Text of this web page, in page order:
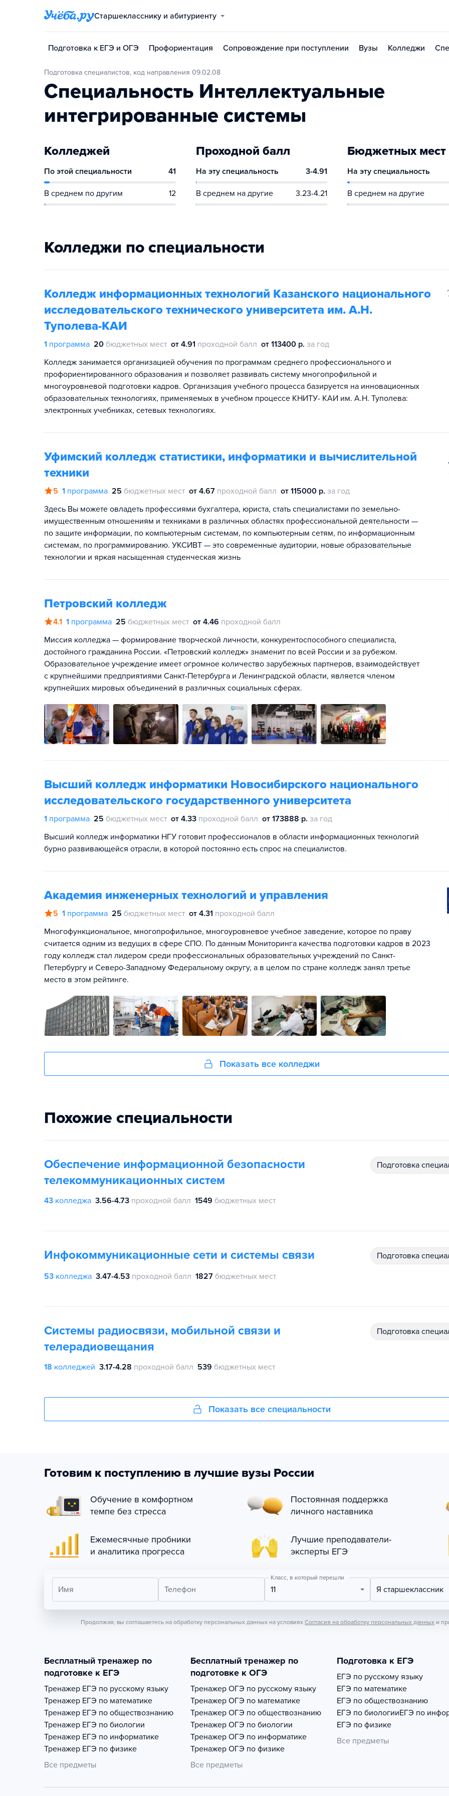
Старшекласснику и абитуриенту
Подготовка к ЕГЭ и ОГЭ Профориентация Сопровождение при поступлении Вузы Колледжи
Подготовка специалистов, код направления 09.02.08
Специальность Интеллектуальные
интегрированные системы
Колледжей
По этой специальности 41
В среднем по другим 12
Проходной балл
На эту специальность 3-4.91
В среднем на другие 3.23-4.21
Бюджетных мест
На эту специальность
В среднем на другие
Колледжи по специальности
Колледж информационных технологий Казанского национального
исследовательского технического университета им. А.Н.
Туполева-КАИ
1 программа 20 бюджетных мест от 4.91 проходной балл от 113400 р. за год
Колледж занимается организацией обучения по программам среднего профессионального и
профориентированного образования и позволяет развивать систему многопрофильной и
многоуровневой подготовки кадров. Организация учебного процесса базируется на инновационных
образовательных технологиях, применяемых в учебном процессе КНИТУ- КАИ им. А.Н. Туполева:
электронных учебниках, сетевых технологиях.
Уфимский колледж статистики, информатики и вычислительной
техники
5 1 программа 25 бюджетных мест от 4.67 проходной балл от 115000 р. за год
Здесь Вы можете овладеть профессиями бухгалтера, юриста, стать специалистами по земельно-
имущественным отношениям и техниками в различных областях профессиональной деятельности —
по защите информации, по компьютерным системам, по компьютерным сетям, по информационным
системам, по программированию. УКСИВТ — это современные аудитории, новые образовательные
технологии и яркая насыщенная студенческая жизнь
Петровский колледж
4.1 1 программа 25 бюджетных мест от 4.46 проходной балл
Миссия колледжа — формирование творческой личности, конкурентоспособного специалиста,
достойного гражданина России. «Петровский колледж» знаменит по всей России и за рубежом.
Образовательное учреждение имеет огромное количество зарубежных партнеров, взаимодействует
с крупнейшими предприятиями Санкт-Петербурга и Ленинградской области, является членом
крупнейших мировых объединений в различных социальных сферах.
Высший колледж информатики Новосибирского национального
исследовательского государственного университета
1 программа 25 бюджетных мест от 4.33 проходной балл от 173888 р. за год
Высший колледж информатики НГУ готовит профессионалов в области информационных технологий
бурно развивающейся отрасли, в которой постоянно есть спрос на специалистов.
Академия инженерных технологий и управления
5 1 программа 25 бюджетных мест от 4.31 проходной балл
Многофункциональное, многопрофильное, многоуровневое учебное заведение, которое по праву
считается одним из ведущих в сфере СПО. По данным Мониторинга качества подготовки кадров в 2023
году колледж стал лидером среди профессиональных образовательных учреждений по Санкт-
Петербургу и Северо-Западному Федеральному округу, а в целом по стране колледж занял третье
место в этом рейтинге.
Показать все колледжи
Похожие специальности
Обеспечение информационной безопасности
телекоммуникационных систем
подготовка
43 колледжа 3.56-4.73 проходной балл 1549 бюджетных мест
Инфокоммуникационные сети и системы связи подготовка
53 колледжа 3.47-4.53 проходной балл 1827 бюджетных мест
Системы радиосвязи, мобильной связи и
телерадиовещания
подготовка
18 колледжей 3.17-4.28 проходной балл 539 бюджетных мест
Показать все специальности
Готовим к поступлению в лучшие вузы России
Обучение в комфортном
темпе без стресса
Постоянная поддержка
личного наставника
Ежемесячные пробники
и аналитика прогресса
Лучшие преподаватели-
эксперты ЕГЭ
Имя Телефон
Класс, в который перешли
11 Я старшеклассник
Продолжая, вы соглашаетесь на обработку персональных данных на условиях Согласия на обработку персональных данных и
Бесплатный тренажер по
подготовке к ЕГЭ
Тренажер ЕГЭ по русскому языку
Тренажер ЕГЭ по математике
Тренажер ЕГЭ по обществознанию
Тренажер ЕГЭ по биологии
Тренажер ЕГЭ по информатике
Тренажер ЕГЭ по физике
Все предметы
Бесплатный тренажер по
подготовке к ОГЭ
Тренажер ОГЭ по русскому языку
Тренажер ОГЭ по математике
Тренажер ОГЭ по обществознанию
Тренажер ОГЭ по биологии
Тренажер ОГЭ по информатике
Тренажер ОГЭ по физике
Все предметы
Подготовка к ЕГЭ
ЕГЭ по русскому языку
ЕГЭ по математике
ЕГЭ по обществознанию
ЕГЭ по биологииЕГЭ по
ЕГЭ по физике
Все предметы